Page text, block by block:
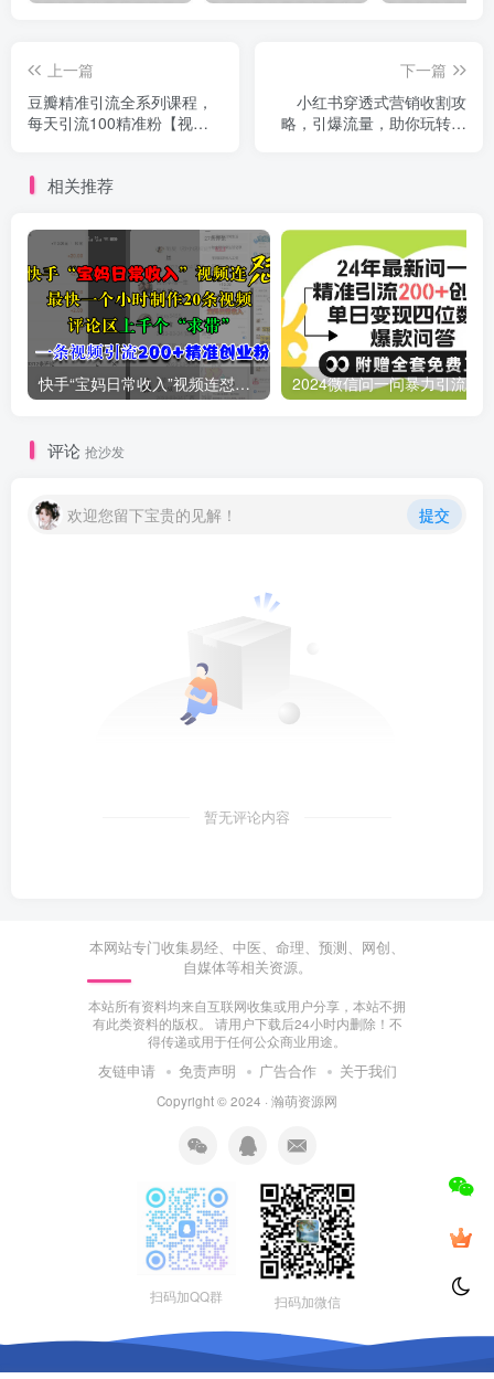
上一篇
豆瓣精准引流全系列课程，
每天引流100精准粉【视频
下一篇
小红书穿透式营销收割攻
略，引爆流量，助你玩转小
相关推荐
快手“宝妈日常收入”视频连怼，最快一个小时制作20条视频，评论区上千个“求带”，一条视频引流200+精准创业粉
评论 抢沙发
欢迎您留下宝贵的见解！ 提交
暂无评论内容
本网站专门收集易经、中医、命理、预测、网创、
自媒体等相关资源。
本站所有资料均来自互联网收集或用户分享，本站不拥
有此类资料的版权。 请用户下载后24小时内删除！不
得传递或用于任何公众商业用途。
友链申请 免责声明 广告合作 关于我们
Copyright © 2024 · 瀚萌资源网
扫码加QQ群 扫码加微信